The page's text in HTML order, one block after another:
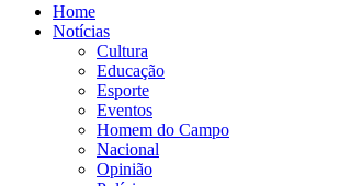
Home
Notícias
Cultura
Educação
Esporte
Eventos
Homem do Campo
Nacional
Opinião